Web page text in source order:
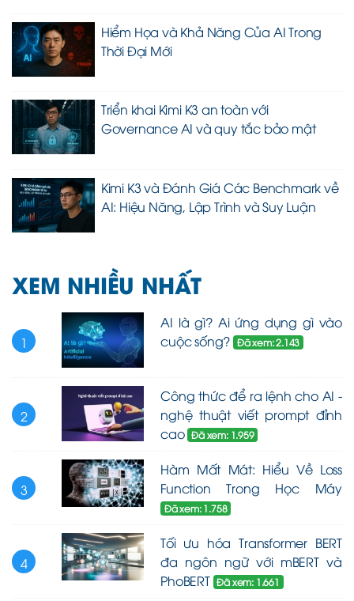
Hiểm Họa và Khả Năng Của AI Trong
Thời Đại Mới
Triển khai Kimi K3 an toàn với
Governance AI và quy tắc bảo mật
Kimi K3 và Đánh Giá Các Benchmark về
AI: Hiệu Năng, Lập Trình và Suy Luận
XEM NHIỀU NHẤT
1
AI là gì? Ai ứng dụng gì vào
cuộc sống? Đã xem: 2.143
2
Công thức để ra lệnh cho AI -
nghệ thuật viết prompt đỉnh
cao Đã xem: 1.959
3
Hàm Mất Mát: Hiểu Về Loss
Function Trong Học Máy
Đã xem: 1.758
4
Tối ưu hóa Transformer BERT
đa ngôn ngữ với mBERT và
PhoBERT Đã xem: 1.661